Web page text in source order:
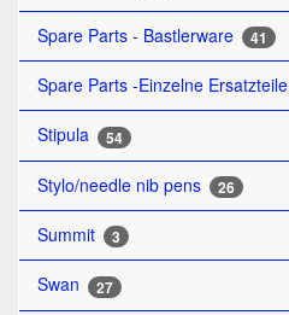
Spare Parts - Bastlerware 41
Spare Parts -Einzelne Ersatzteile
Stipula 54
Stylo/needle nib pens 26
Summit 3
Swan 27